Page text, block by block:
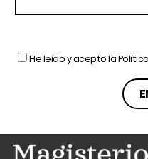
He leído y acepto la